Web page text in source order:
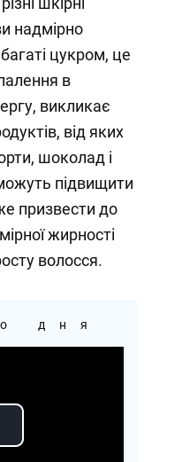
надмірно
цукром, це
в
викликає
від яких
шоколад і
підвищити
призвести до
жирності
волосся.
дня